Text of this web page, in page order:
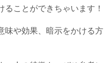
ことができちゃいます！
味や効果、暗示をかける方